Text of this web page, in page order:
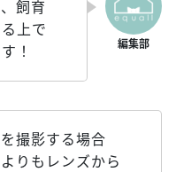
飼育
上で
！
撮影する場合
りもレンズから